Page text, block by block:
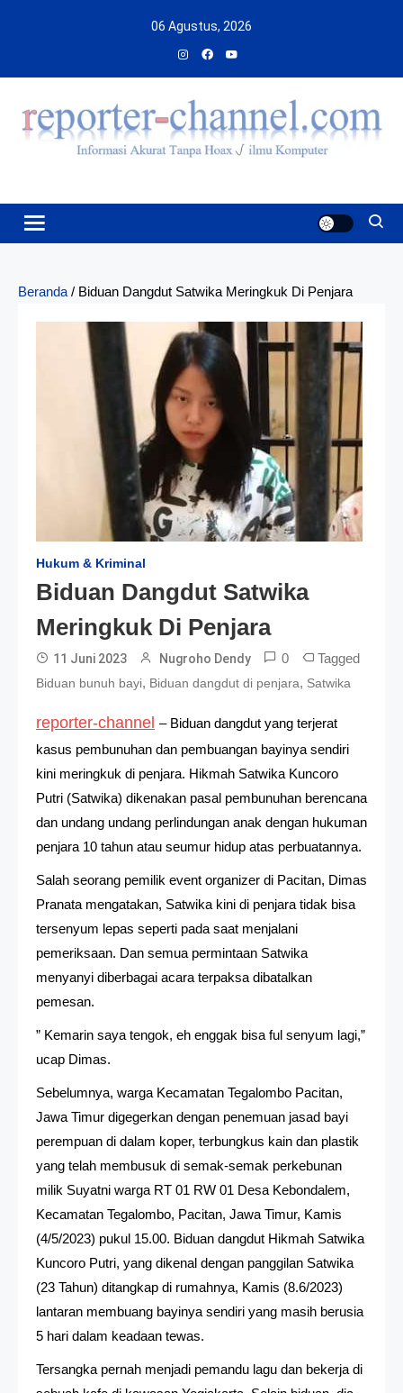
06 Agustus, 2026
Beranda / Biduan Dangdut Satwika Meringkuk Di Penjara
Hukum & Kriminal
Biduan Dangdut Satwika
Meringkuk Di Penjara
11 Juni 2023 Nugroho Dendy 0 Tagged
Biduan bunuh bayi, Biduan dangdut di penjara, Satwika
reporter-channel – Biduan dangdut yang terjerat
kasus pembunuhan dan pembuangan bayinya sendiri
kini meringkuk di penjara. Hikmah Satwika Kuncoro
Putri (Satwika) dikenakan pasal pembunuhan berencana
dan undang undang perlindungan anak dengan hukuman
penjara 10 tahun atau seumur hidup atas perbuatannya.
Salah seorang pemilik event organizer di Pacitan, Dimas
Pranata mengatakan, Satwika kini di penjara tidak bisa
tersenyum lepas seperti pada saat menjalani
pemeriksaan. Dan semua permintaan Satwika
menyanyi diberbagai acara terpaksa dibatalkan
pemesan.
” Kemarin saya tengok, eh enggak bisa ful senyum lagi,”
ucap Dimas.
Sebelumnya, warga Kecamatan Tegalombo Pacitan,
Jawa Timur digegerkan dengan penemuan jasad bayi
perempuan di dalam koper, terbungkus kain dan plastik
yang telah membusuk di semak-semak perkebunan
milik Suyatni warga RT 01 RW 01 Desa Kebondalem,
Kecamatan Tegalombo, Pacitan, Jawa Timur, Kamis
(4/5/2023) pukul 15.00. Biduan dangdut Hikmah Satwika
Kuncoro Putri, yang dikenal dengan panggilan Satwika
(23 Tahun) ditangkap di rumahnya, Kamis (8.6/2023)
lantaran membuang bayinya sendiri yang masih berusia
5 hari dalam keadaan tewas.
Tersangka pernah menjadi pemandu lagu dan bekerja di